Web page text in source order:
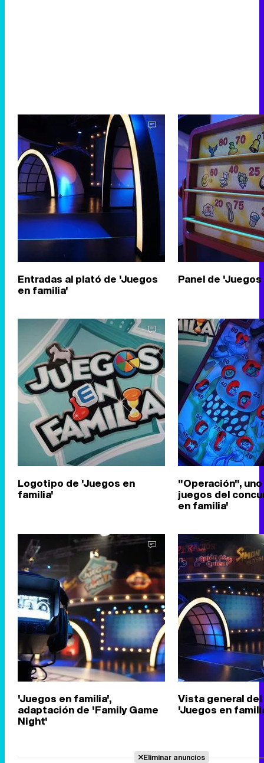
Entradas al plató de 'Juegos
en familia'
Panel de
Logotipo de 'Juegos en
familia'
"Operación",
juegos del
en familia'
'Juegos en familia',
adaptación de 'Family Game
Night'
Vista general
'Juegos en
Eliminar anuncios